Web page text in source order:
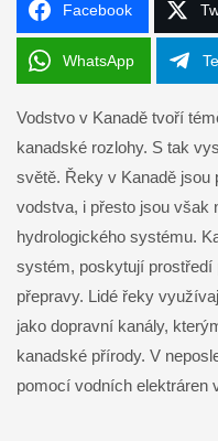
Facebook
WhatsApp
Vodstvo v Kanadě tvoří
kanadské rozlohy. S tak
světě. Řeky v Kanadě
vodstva, i přesto jsou však
hydrologického systému.
systém, poskytují
přepravy. Lidé řeky
jako dopravní kanály,
kanadské přírody. V
pomocí vodních elektráren